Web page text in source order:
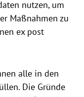
nutzen, um
Maßnahmen zu
ex post
alle in den
Die Gründe